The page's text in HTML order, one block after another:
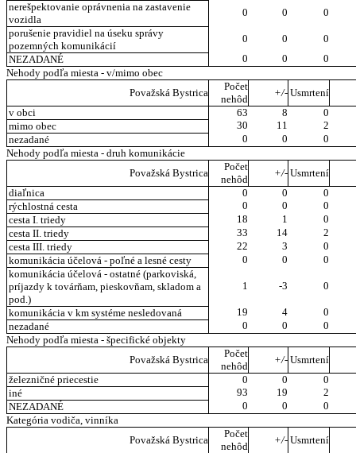
nerešpektovanie oprávnenia na zastavenie
vozidla
0 0
0
porušenie pravidiel na úseku správy
pozemných komunikácií
0 0
0
NEZADANÉ
0 0
0
Nehody podľa miesta - v/mimo obec
Považská Bystrica
Počet
nehôd
+/- Usmrtení
v obci
63 8
0
mimo obec
30 11
2
nezadané
0 0
0
Nehody podľa miesta - druh komunikácie
Považská Bystrica
Počet
nehôd
+/- Usmrtení
diaľnica
0 0
0
rýchlostná cesta
0 0
0
cesta I. triedy
18 1
0
cesta II. triedy
33 14
2
cesta III. triedy
22 3
0
komunikácia účelová - poľné a lesné cesty
0 0
0
komunikácia účelová - ostatné (parkoviská,
príjazdy k továrňam, pieskovňam, skladom a
pod.)
1 -3 0
komunikácia v km systéme nesledovaná 19 4
0
nezadané
0 0
0
Nehody podľa miesta - špecifické objekty
Považská Bystrica
Počet
nehôd
+/- Usmrtení
železničné priecestie
0 0
0
iné
93 19
2
NEZADANÉ
0 0
0
Kategória vodiča, vinníka
Považská Bystrica
Počet
nehôd
+/- Usmrtení